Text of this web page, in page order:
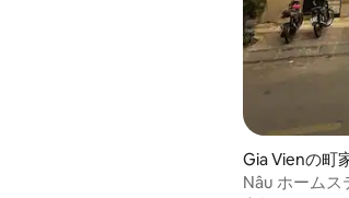
Gia Vienの町
Nâu ホームス